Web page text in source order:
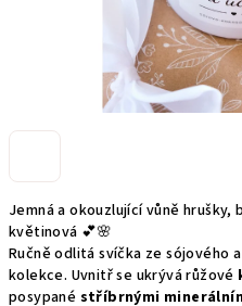
Jemná a okouzlující vůně
květinová 💕🌸
Ručně odlitá svíčka ze sójového
kolekce. Uvnitř se ukrývá růžové
posypané stříbrnými